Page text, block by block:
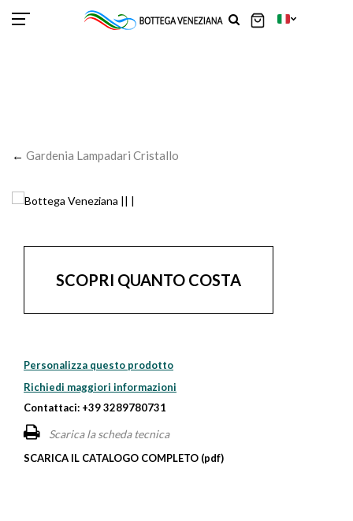
← Gardenia Lampadari Cristallo
SCOPRI QUANTO COSTA
Personalizza questo prodotto
Richiedi maggiori informazioni
Contattaci: +39 3289780731
Scarica la scheda tecnica
SCARICA IL CATALOGO COMPLETO (pdf)